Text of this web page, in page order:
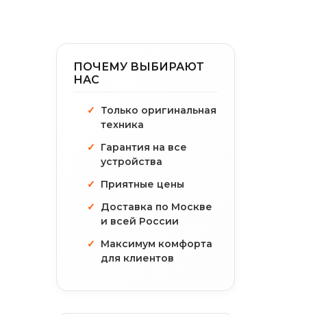
ПОЧЕМУ ВЫБИРАЮТ
НАС
Только оригинальная
техника
Гарантия на все
устройства
Приятные цены
Доставка по Москве
и всей России
Максимум комфорта
для клиентов